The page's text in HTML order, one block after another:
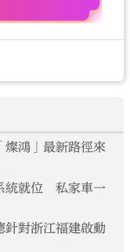
燦鴻」最新路徑來
統就位 私家車一
針對浙江福建啟動